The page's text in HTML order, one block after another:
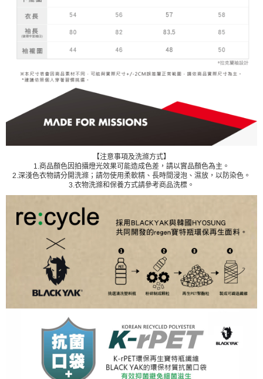
【注意事項及洗滌方式】
1.商品顏色因拍攝燈光效果可能造成色差，請以實品顏色為主。
2.深淺色衣物請分開洗滌；請勿使用柔軟精、長時間浸泡、濕放，以防染色。
3.衣物洗滌和保養方式請參考商品洗標。